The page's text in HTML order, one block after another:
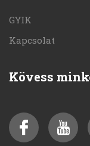
GYIK
Kapcsolat
Kövess